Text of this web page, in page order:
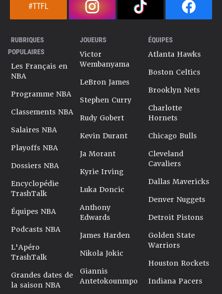
#TTFL
RUBRIQUES
POPULAIRES
Les Français en
NBA
Programme NBA
Classements NBA
Salaires NBA
Playoffs NBA
Dossiers NBA
Encyclopédie
TrashTalk
Équipes NBA
Podcasts NBA
L'Apéro
TrashTalk
Grandes dates de
la saison NBA
JOUEURS
Victor
Wembanyama
LeBron James
Stephen Curry
Rudy Gobert
Kevin Durant
Ja Morant
Kyrie Irving
Luka Doncic
Anthony
Edwards
James Harden
Nikola Jokic
Giannis
Antetokounmpo
ÉQUIPES
Atlanta Hawks
Boston Celtics
Brooklyn Nets
Charlotte
Hornets
Chicago Bulls
Cleveland
Cavaliers
Dallas Mavericks
Denver Nuggets
Detroit Pistons
Golden State
Warriors
Houston Rockets
Indiana Pacers